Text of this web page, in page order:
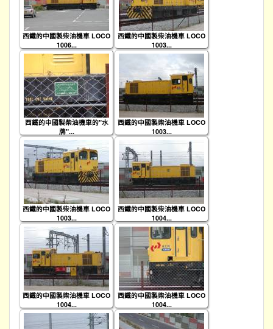
西鐵的中國製柴油機車 LOCO
1006...
西鐵的中國製柴油機車 LOCO
1003...
西鐵的中國製柴油機車的"水
牌"...
西鐵的中國製柴油機車 LOCO
1003...
西鐵的中國製柴油機車 LOCO
1003...
西鐵的中國製柴油機車 LOCO
1004...
西鐵的中國製柴油機車 LOCO
1004...
西鐵的中國製柴油機車 LOCO
1004...